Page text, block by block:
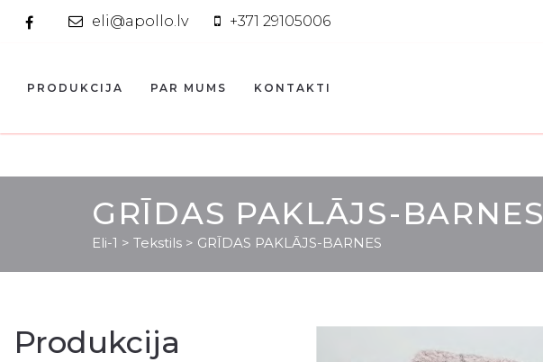
eli@apollo.lv +371 29105006
PRODUKCIJA PAR MUMS KONTAKTI
GRĪDAS PAKLĀJS-BARNES
Eli-1 > Tekstils > GRĪDAS PAKLĀJS-BARNES
Produkcija